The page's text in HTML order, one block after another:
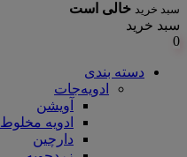
سبد خرید خالی است
سبد خرید
0
دسته بندی
ادویه‌جات
آویشن
ادویه مخلوط
دارچین